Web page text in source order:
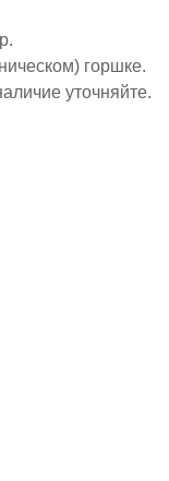
горшке.
уточняйте.